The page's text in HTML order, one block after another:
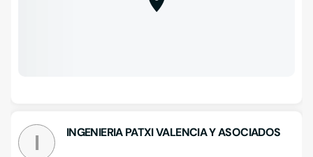
I INGENIERIA PATXI VALENCIA Y ASOCIADOS